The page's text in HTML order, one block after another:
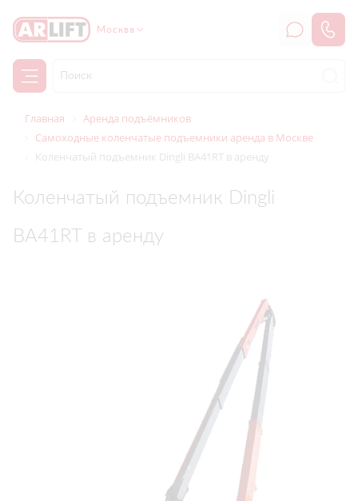
Москва
Главная
Аренда подъёмников
Самоходные коленчатые подъемники аренда в Москве
Коленчатый подъемник Dingli BA41RT в аренду
Коленчатый подъемник Dingli
BA41RT в аренду